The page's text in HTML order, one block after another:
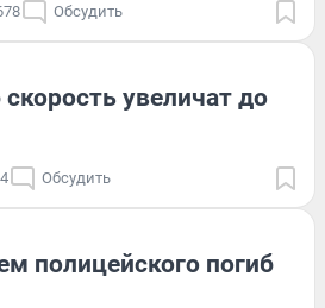
Обсудить
увеличат до
Обсудить
полицейского погиб